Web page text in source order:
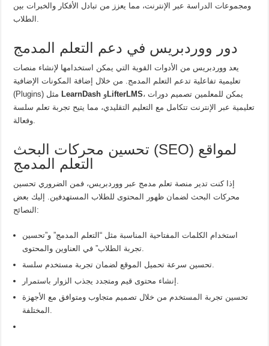
ومجموعات الدراسة عبر الإنترنت، مما يعزز من تبادل الأفكار والخبرات بين
دور ووردبريس في دعم التعلم المدمج
يعد ووردبريس من الأدوات القوية التي يمكن استخدامها لإنشاء منصات
تعليمية تفاعلية تدعم التعلم المدمج. من خلال إضافة المكونات الإضافية
(Plugins) مثلLearnDash وLifterLMS، يمكن للمعلمين تصميم دورات
تعليمية عبر الإنترنت تتكامل مع التعليم التقليدي، مما يتيح تجربة تعلم سلسة
تحسين محركات البحث (SEO) لمواقع
التعلم المدمج
إذا كنت تدير منصة تعلم مدمج عبر ووردبريس، فمن الضروري تحسين
محركات البحث لضمان ظهور المحتوى للطلاب المستهدفين. إليك بعض
النصائح:
استخدام الكلمات المفتاحية المناسبة مثل “التعلم المدمج” و”تحسين
تحسين تجربة المستخدم من خلال تصميم متجاوب ومتوافق مع الأجهزة